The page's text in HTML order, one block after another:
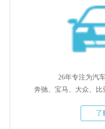
26年专注为汽
奔驰、宝马、大众、比
了